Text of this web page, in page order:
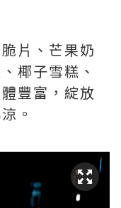
片、芒果奶
椰子雪糕、
豐富，綻放
。